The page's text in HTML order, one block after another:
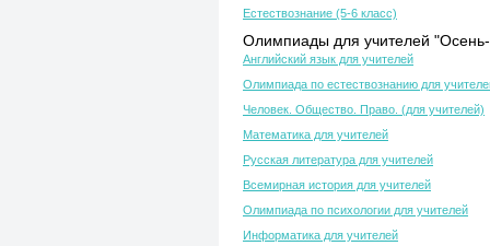
Естествознание (5-6 класс)
Олимпиады для учителей
Английский язык для учителей
Олимпиада по естествознанию для
Человек. Общество. Право. (для учителей)
Математика для учителей
Русская литература для учителей
Всемирная история для учителей
Олимпиада по психологии для учителей
Информатика для учителей